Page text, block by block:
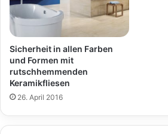
Sicherheit in allen Farben
und Formen mit
rutschhemmenden
Keramikfliesen
26. April 2016